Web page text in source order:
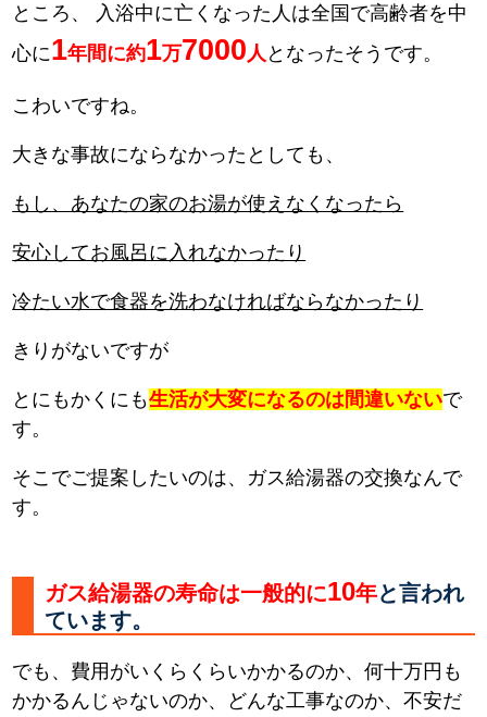
ところ、
入浴中に亡くなった人は全国で高齢者を中
心に1年間に約1万7000 人 となったそうです。
こわいですね。
大きな事故にならなかったとしても、
もし、あなたの家のお湯が使えなくなったら
安心してお風呂に入れなかったり
冷たい水で食器を洗わなければならなかったり
きりがないですが
とにもかくにも生活が大変になるのは間違いないで
す。
そこでご提案したいのは、ガス給湯器の交換なんで
す。
ガス給湯器の寿命は一般的に10年と言われ
ています。
でも、費用がいくらくらいかかるのか、何十万円も
かかるんじゃないのか、どんな工事なのか、不安だ